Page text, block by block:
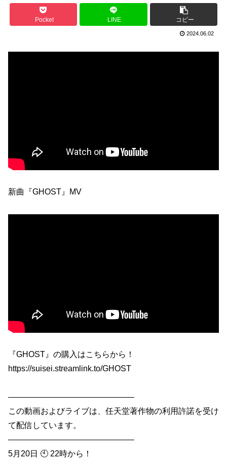
Pocket LINE コピー
2024.06.02
新曲『GHOST』MV
『GHOST』の購入はこちらから！
https://suisei.streamlink.to/GHOST
———————————————–
この動画およびライブは、任天堂著作物の利用許諾を受け
て配信しています。
———————————————–
5月20日 🕙 22時から！